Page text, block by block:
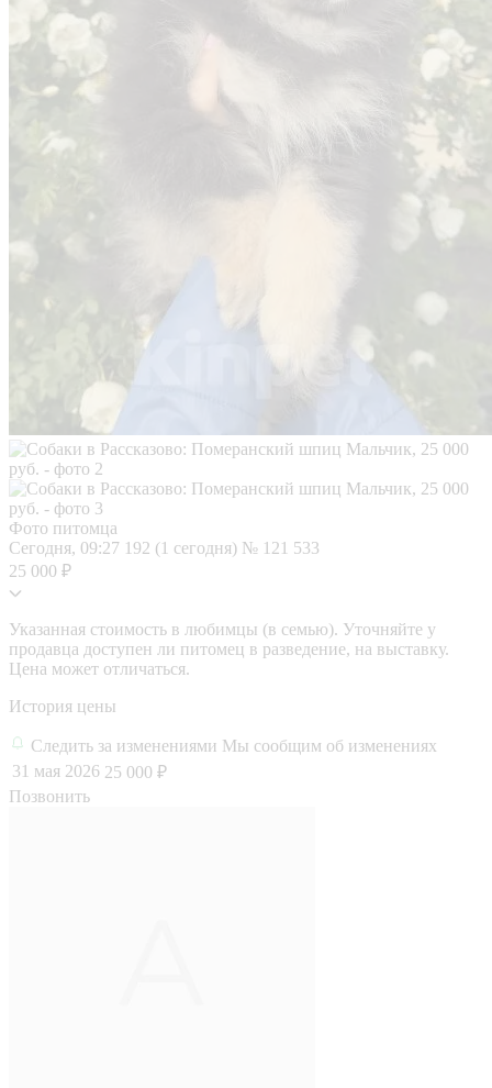
Фото питомца
Сегодня, 09:27 192 (1 сегодня) № 121 533
25 000 ₽
Указанная стоимость в любимцы (в семью). Уточняйте у
продавца доступен ли питомец в разведение, на выставку.
Цена может отличаться.
История цены
Следить за изменениями Мы сообщим об изменениях
31 мая 2026 25 000 ₽
Позвонить